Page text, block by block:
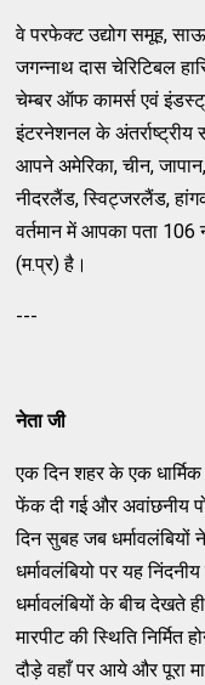
वे परफेक्ट उद्योग समूह,
जगन्नाथ दास चेरिटिबल
चेम्बर ऑफ कामर्स एवं
इंटरनेशनल के
आपने अमेरिका, चीन,
नीदरलैंड, स्विट्जरलैंड,
वर्तमान में आपका पता 106
(म.प्र) है।
---
नेता जी
एक दिन शहर के एक धार्मिक
फेंक दी गई और अवांछनीय
दिन सुबह जब
धर्मावलंबियो पर यह
धर्मावलंबियों के बीच देखते
मारपीट की स्थिति
दौड़े वहाँ पर आये और पूरा